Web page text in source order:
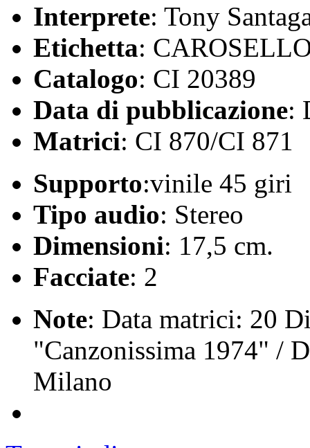
Interprete: Tony
Etichetta:
Catalogo: CI 20389
Data di pubblicazione:
Matrici: CI 870/CI 871
Supporto:vinile 45 giri
Tipo audio: Stereo
Dimensioni: 17,5 cm.
Facciate: 2
Note: Data matrici: 20
"Canzonissima 1974" /
Milano